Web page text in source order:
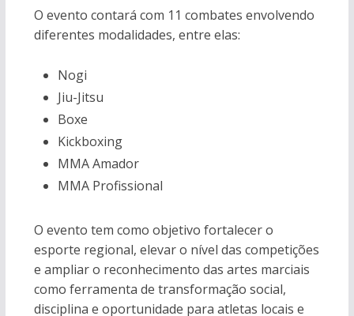
O evento contará com 11 combates envolvendo
diferentes modalidades, entre elas:
Nogi
Jiu-Jitsu
Boxe
Kickboxing
MMA Amador
MMA Profissional
O evento tem como objetivo fortalecer o
esporte regional, elevar o nível das competições
e ampliar o reconhecimento das artes marciais
como ferramenta de transformação social,
disciplina e oportunidade para atletas locais e